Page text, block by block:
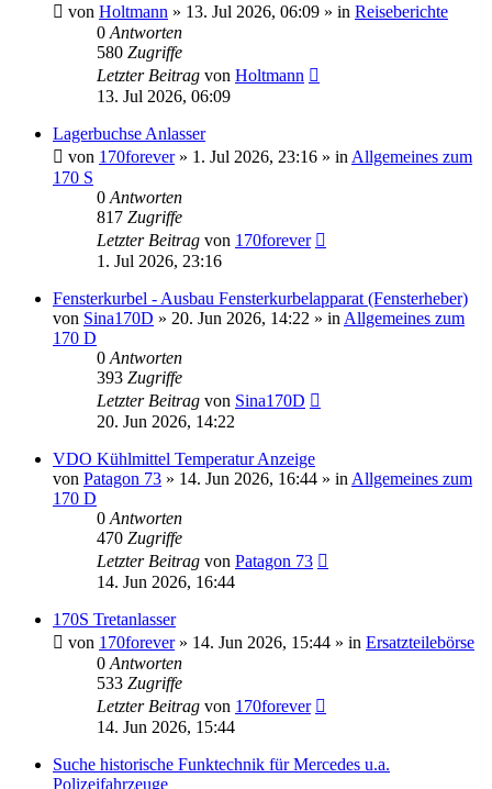
von Holtmann » 13. Jul 2026, 06:09 » in Reiseberichte
0 Antworten
580 Zugriffe
Letzter Beitrag von Holtmann
13. Jul 2026, 06:09
Lagerbuchse Anlasser
von 170forever» 1. Jul 2026, 23:16 » in Allgemeines zum
170 S
0 Antworten
817 Zugriffe
Letzter Beitrag von 170forever
1. Jul 2026, 23:16
Fensterkurbel - Ausbau Fensterkurbelapparat (Fensterheber)
von Sina170D » 20. Jun 2026, 14:22 » in Allgemeines zum
170 D
0 Antworten
393 Zugriffe
Letzter Beitrag von Sina170D
20. Jun 2026, 14:22
VDO Kühlmittel Temperatur Anzeige
von Patagon 73 » 14. Jun 2026, 16:44 » in Allgemeines zum
170 D
0 Antworten
470 Zugriffe
Letzter Beitrag von Patagon 73
14. Jun 2026, 16:44
170S Tretanlasser
von 170forever» 14. Jun 2026, 15:44 » in Ersatzteilebörse
0 Antworten
533 Zugriffe
Letzter Beitrag von 170forever
14. Jun 2026, 15:44
Suche historische Funktechnik für Mercedes u.a.
Polizeifahrzeuge